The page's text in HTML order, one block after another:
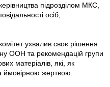
підрозділом МКС,
осіб,
ухвалив своє рішення
ООН та рекомендацій групи
матеріалів, які, як
ймовірною жертвою.